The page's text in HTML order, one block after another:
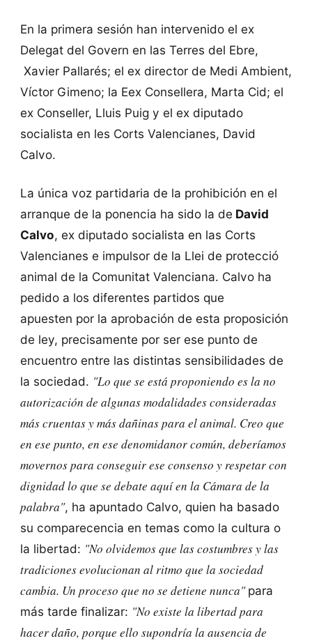
En la primera sesión han intervenido el ex
Delegat del Govern en las Terres del Ebre,
Xavier Pallarés; el ex director de Medi Ambient,
Víctor Gimeno; la Eex Consellera, Marta Cid; el
ex Conseller, Lluis Puig y el ex diputado
socialista en les Corts Valencianes, David
Calvo.
La única voz partidaria de la prohibición en el
arranque de la ponencia ha sido la de David
Calvo, ex diputado socialista en las Corts
Valencianes e impulsor de la Llei de protecció
animal de la Comunitat Valenciana. Calvo ha
pedido a los diferentes partidos que
apuesten por la aprobación de esta proposición
de ley, precisamente por ser ese punto de
encuentro entre las distintas sensibilidades de
la sociedad. "Lo que se está proponiendo es la no
autorización de algunas modalidades consideradas
más cruentas y más dañinas para el animal. Creo que
en ese punto, en ese denomidanor común, deberíamos
movernos para conseguir ese consenso y respetar con
dignidad lo que se debate aquí en la Cámara de la
palabra", ha apuntado Calvo, quien ha basado
su comparecencia en temas como la cultura o
la libertad: "No olvidemos que las costumbres y las
tradiciones evolucionan al ritmo que la sociedad
cambia. Un proceso que no se detiene nunca"para
más tarde finalizar: "No existe la libertad para
hacer daño, porque ello supondría la ausencia de